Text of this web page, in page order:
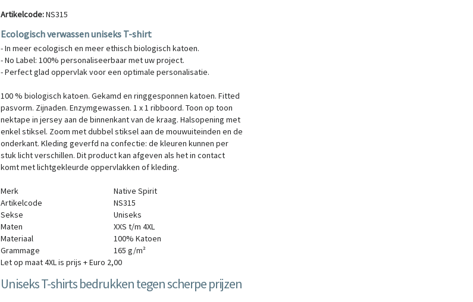
Artikelcode:NS315
Ecologisch verwassen uniseks T-shirt
- In meer ecologisch en meer ethisch biologisch katoen.
- No Label: 100% personaliseerbaar met uw project.
- Perfect glad oppervlak voor een optimale personalisatie.
100 % biologisch katoen. Gekamd en ringgesponnen katoen. Fitted
pasvorm. Zijnaden. Enzymgewassen. 1 x 1 ribboord. Toon op toon
nektape in jersey aan de binnenkant van de kraag. Halsopening met
enkel stiksel. Zoom met dubbel stiksel aan de mouwuiteinden en de
onderkant. Kleding geverfd na confectie: de kleuren kunnen per
stuk licht verschillen. Dit product kan afgeven als het in contact
komt met lichtgekleurde oppervlakken of kleding.
Merk
Native Spirit
Artikelcode
NS315
Sekse
Uniseks
Maten
XXSt/m4XL
Materiaal
100% Katoen
Grammage
165 g/m²
Let op maat 4XL is prijs + Euro 2,00
Uniseks T-shirts bedrukken tegen scherpe prijzen